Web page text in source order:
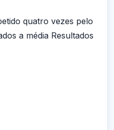
quatro vezes pelo
a média Resultados